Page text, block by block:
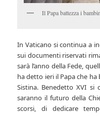
Il Papa battezza i
In Vaticano si continua a
sui documenti riservati
sarà l’anno della Fede,
ha detto ieri il Papa che
Sistina. Benedetto XVI si
saranno il futuro della
scorsi, di dedicare